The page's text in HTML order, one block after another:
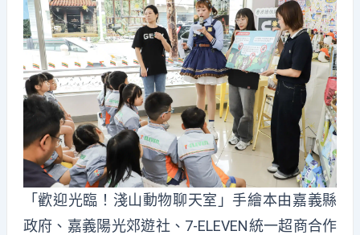
「歡迎光臨！淺山動物聊天室」手繪本由嘉義縣
政府、嘉義陽光郊遊社、7-ELEVEN統一超商合作